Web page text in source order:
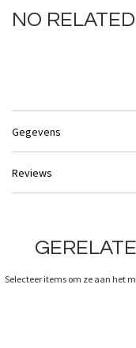
NO
Gegevens
Reviews
Selecteer items om ze aan het